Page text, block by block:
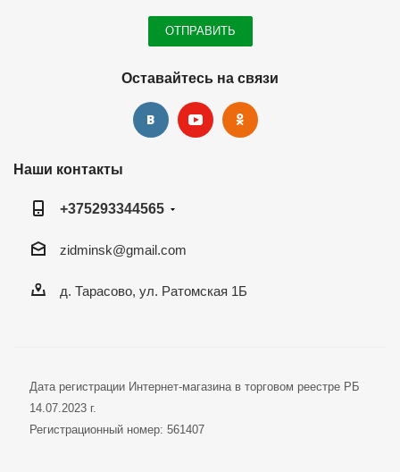
Оставайтесь на связи
Наши контакты
+375293344565
zidminsk@gmail.com
д. Тарасово, ул. Ратомская 1Б
Дата регистрации Интернет-магазина в торговом реестре РБ
14.07.2023 г.
Регистрационный номер: 561407